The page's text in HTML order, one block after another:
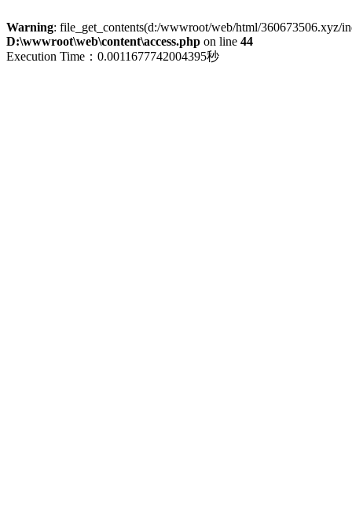
Warning: file_get_contents(d:/wwwroot/web/html/360673506.xyz/
D:\wwwroot\web\content\access.php on line 44
Execution Time：0.0011677742004395秒